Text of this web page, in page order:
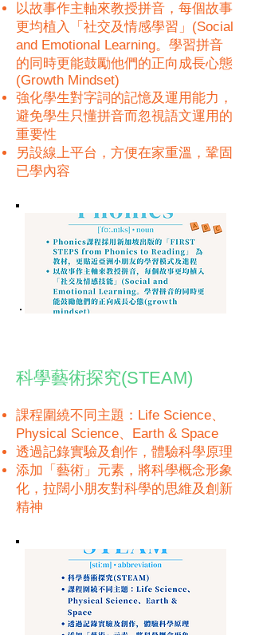
以故事作主軸來教授拼音，每個故事
更均植入「社交及情感學習」(Social
and Emotional Learning。學習拼音
的同時更能鼓勵他們的正向成長心態
(Growth Mindset)
強化學生對字詞的記憶及運用能力，
避免學生只懂拼音而忽視語文運用的
重要性
另設線上平台，方便在家重溫，鞏固
已學內容
科學藝術探究(STEAM)
課程圍繞不同主題：Life Science、
Physical Science、Earth & Space
透過記錄實驗及創作，體驗科學原理
添加「藝術」元素，將科學概念形象
化，拉闊小朋友對科學的思維及創新
精神